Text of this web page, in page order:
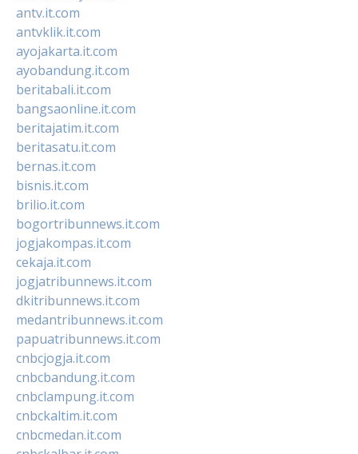
antv.it.com
antvklik.it.com
ayojakarta.it.com
ayobandung.it.com
beritabali.it.com
bangsaonline.it.com
beritajatim.it.com
beritasatu.it.com
bernas.it.com
bisnis.it.com
brilio.it.com
bogortribunnews.it.com
jogjakompas.it.com
cekaja.it.com
jogjatribunnews.it.com
dkitribunnews.it.com
medantribunnews.it.com
papuatribunnews.it.com
cnbcjogja.it.com
cnbcbandung.it.com
cnbclampung.it.com
cnbckaltim.it.com
cnbcmedan.it.com